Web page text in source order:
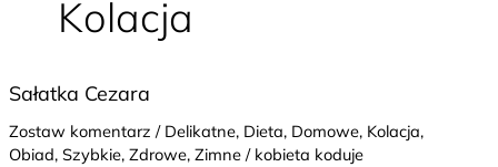
Kolacja
Sałatka Cezara
Zostaw komentarz / Delikatne, Dieta, Domowe, Kolacja,
Obiad, Szybkie, Zdrowe, Zimne/ kobieta koduje
Sałatka